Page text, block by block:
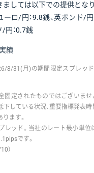
しては以下での提供となり
ーロ/円：9.8銭、英ポンド/円
円：0.7銭
績
8/31(月)の期間限定スプレッド
固定されたものではございませ
している状況、重要指標発表時
ます。
レッド。当社のレート最小単位
です。
）